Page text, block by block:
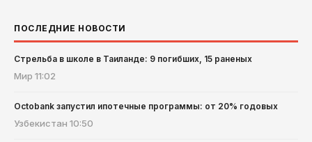
ПОСЛЕДНИЕ НОВОСТИ
Стрельба в школе в Таиланде: 9 погибших, 15 раненых
Мир 11:02
Octobank запустил ипотечные программы: от 20% годовых
Узбекистан 10:50